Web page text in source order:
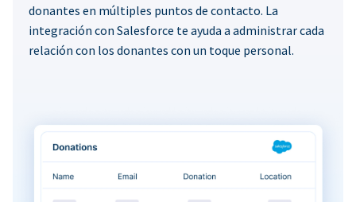
donantes en múltiples puntos de contacto. La
integración con Salesforce te ayuda a administrar cada
relación con los donantes con un toque personal.